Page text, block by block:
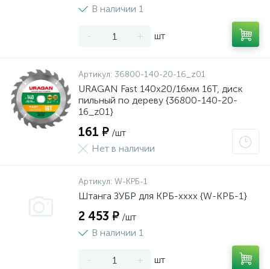
В наличии 1
- + шт
Артикул: 36800-140-20-16_z01
URAGAN Fast 140x20/16мм 16Т, диск
пильный по дереву {36800-140-20-
16_z01}
161 ₽ /шт
Нет в наличии
Артикул: W-КРБ-1
Штанга ЗУБР для КРБ-хххх {W-КРБ-1}
2 453 ₽ /шт
В наличии 1
- + шт